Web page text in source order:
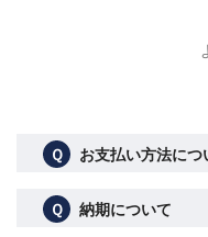
Ｑ お支払い方法につ
Ｑ 納期について